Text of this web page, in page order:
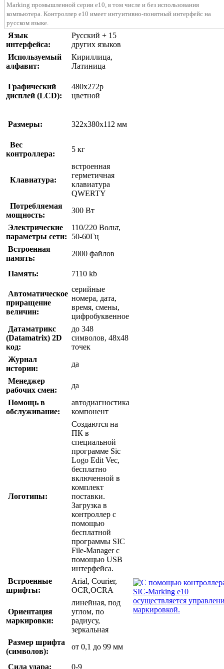
Marking промышленной серии e10, в том числе и без использования
компьютера. Контроллер e10 имеет интуитивно-понятный интерфейс на
русском языке.
Язык
интерфейса:
Русский + 15
других языков
Используемый
алфавит:
Кириллица,
Латиница
Графический
дисплей (LCD):
480x272p
цветной
Размеры: 322x380x112 мм
Вес
контроллера:
5 кг
Клавиатура:
встроенная
герметичная
клавиатура
QWERTY
Потребляемая
мощность:
300 Вт
Электрические
параметры сети:
110/220 Вольт,
50-60Гц
Встроенная
память:
2000 файлов
Память: 7110 kb
Автоматическое
приращение
величин:
серийные
номера, дата,
время, смены,
цифробуквенное
Датаматрикс
(Datamatrix) 2D
код:
до 348
символов, 48х48
точек
Журнал
истории:
да
Менеджер
рабочих смен:
да
Помощь в
обслуживание:
автодиагностика
компонент
Логотипы:
Создаются на
ПК в
специальной
программе Sic
Logo Edit Vec,
бесплатно
включенной в
комплект
поставки.
Загрузка в
контроллер с
помощью
бесплатной
программы SIC
File-Manager с
помощью USB
интерфейса.
Встроенные
шрифты:
Arial, Courier,
OCR,OCRA
Ориентация
маркировки:
линейная, под
углом, по
радиусу,
зеркальная
Размер шрифта
(символов):
от 0,1 до 99 мм
Сила удара: 0-9